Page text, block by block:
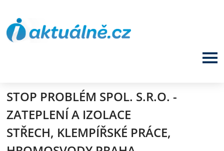
STOP PROBLÉM SPOL. S.R.O. -
ZATEPLENÍ A IZOLACE
STŘECH, KLEMPÍŘSKÉ PRÁCE,